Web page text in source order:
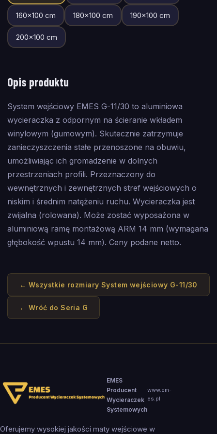
160×100 cm 180×100 cm 190×100 cm
200×100 cm
Opis produktu
System wejściowy EMES G-11/30 to aluminiowa
wycieraczka z odpornym na ścieranie wkładem
winylowym (gumowym). Skutecznie zatrzymuje
zanieczyszczenia stałe przenoszone na obuwiu,
umożliwiając ich gromadzenie w dolnych
przestrzeniach profili. Przeznaczony do
wewnętrznych i zewnętrznych stref wejściowych o
niskim i średnim natężeniu ruchu. Wycieraczka jest
zwijalna (rolowana). Może zostać wyposażona w
aluminiową ramę montażową ARM 14 mm (wymagana
głębokość wpustu 14 mm). Ceny podane netto.
← Wszystkie rozmiary System wejściowy G-11/30
← Wróć doSeria G
EMES
Producent
Wycieraczek
Systemowych
www.em-
es.pl
Oferujemy wysokiej jakości maty wejściowe w